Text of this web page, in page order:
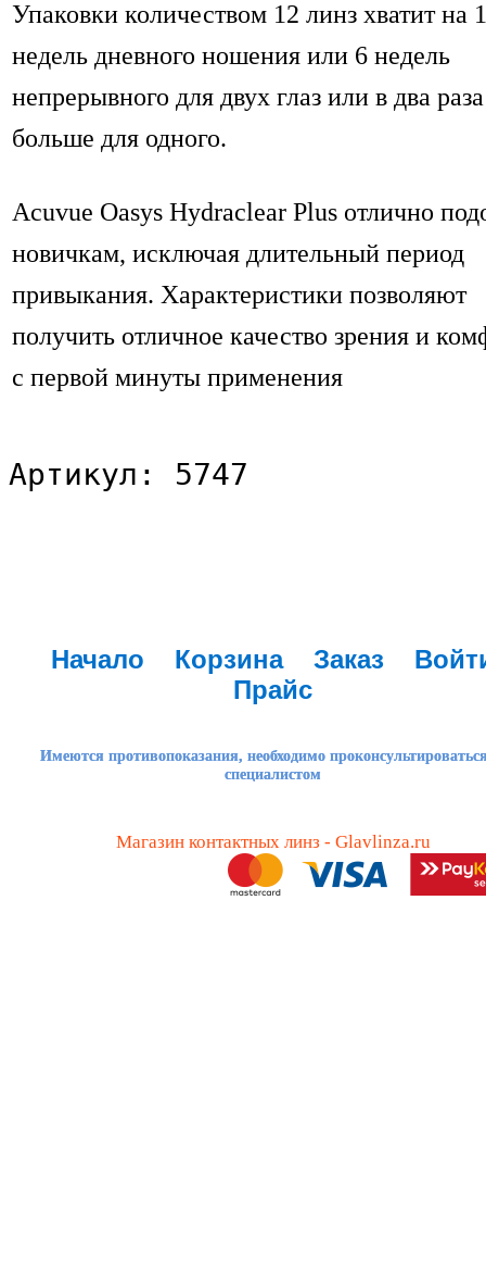
Упаковки количеством 12 линз хватит на
недель дневного ношения или 6 недель
непрерывного для двух глаз или в два раза
больше для одного.
Acuvue Oasys Hydraclear Plus отлично
новичкам, исключая длительный период
привыкания. Характеристики позволяют
получить отличное качество зрения и
с первой минуты применения
Артикул: 5747
Начало Корзина Заказ
Прайс
Имеются противопоказания, необходимо
специалистом
Магазин контактных линз - Glavlinza.ru